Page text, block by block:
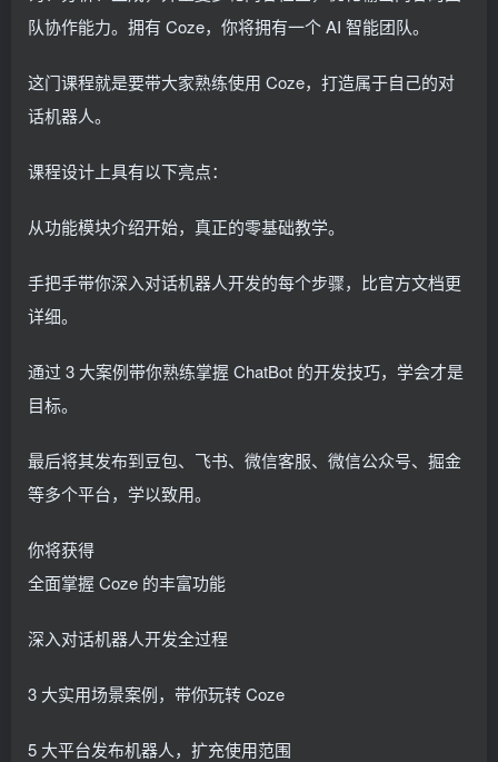
队协作能力。拥有 Coze，你将拥有一个 AI 智能团队。
这门课程就是要带大家熟练使用 Coze，打造属于自己的对
话机器人。
课程设计上具有以下亮点：
从功能模块介绍开始，真正的零基础教学。
手把手带你深入对话机器人开发的每个步骤，比官方文档更
详细。
通过 3 大案例带你熟练掌握 ChatBot 的开发技巧，学会才是
目标。
最后将其发布到豆包、飞书、微信客服、微信公众号、掘金
等多个平台，学以致用。
你将获得
全面掌握 Coze 的丰富功能
深入对话机器人开发全过程
3 大实用场景案例，带你玩转 Coze
5 大平台发布机器人，扩充使用范围